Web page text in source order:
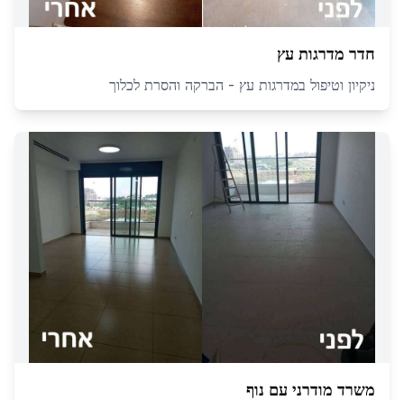
חדר מדרגות עץ
ניקיון וטיפול במדרגות עץ - הברקה והסרת לכלוך
משרד מודרני עם נוף